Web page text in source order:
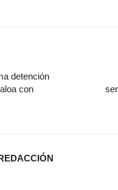
detención
con